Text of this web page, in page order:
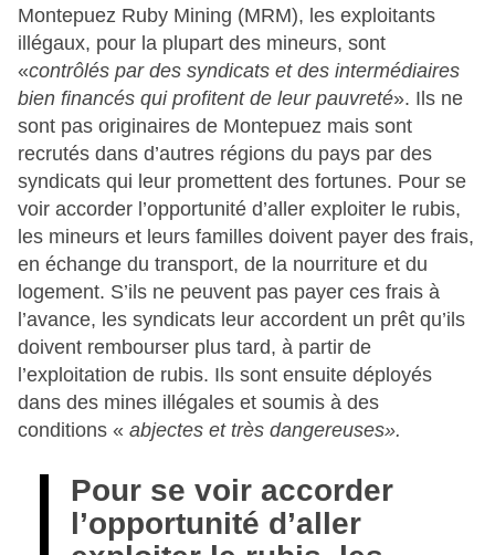
Montepuez Ruby Mining (MRM), les exploitants
illégaux, pour la plupart des mineurs, sont
«contrôlés par des syndicats et des intermédiaires
bien financés qui profitent de leur pauvreté». Ils ne
sont pas originaires de Montepuez mais sont
recrutés dans d’autres régions du pays par des
syndicats qui leur promettent des fortunes. Pour se
voir accorder l’opportunité d’aller exploiter le rubis,
les mineurs et leurs familles doivent payer des frais,
en échange du transport, de la nourriture et du
logement. S’ils ne peuvent pas payer ces frais à
l’avance, les syndicats leur accordent un prêt qu’ils
doivent rembourser plus tard, à partir de
l’exploitation de rubis. Ils sont ensuite déployés
dans des mines illégales et soumis à des
conditions « abjectes et très dangereuses».
Pour se voir accorder
l’opportunité d’aller